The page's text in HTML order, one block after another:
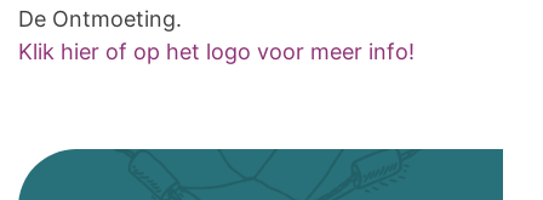
De Ontmoeting.
Klik hier of op het logo voor meer info!